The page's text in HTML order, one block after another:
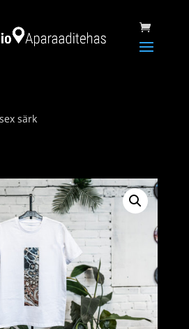
särk